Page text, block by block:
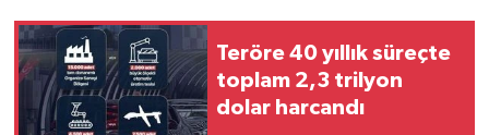
Teröre 40 yıllık süreçte
toplam 2,3 trilyon
dolar harcandı